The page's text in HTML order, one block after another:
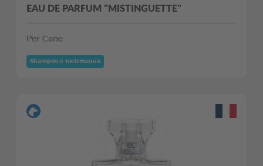
EAU DE PARFUM "MISTINGUETTE"
Per Cane
Shampoo e toelettatura